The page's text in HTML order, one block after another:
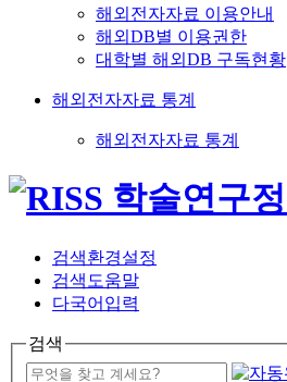
해외전자자료 이용안내
해외DB별 이용권한
대학별 해외DB 구독현황
해외전자자료 통계
해외전자자료 통계
검색환경설정
검색도움말
다국어입력
검색